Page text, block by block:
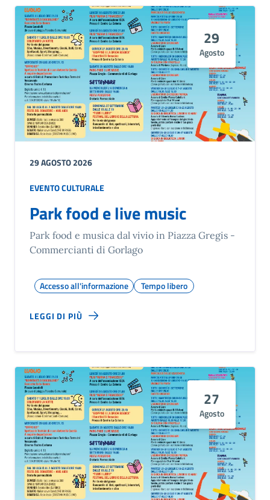
29
Agosto
29 AGOSTO 2026
EVENTO CULTURALE
Park food e live music
Park food e musica dal vivio in Piazza Gregis -
Commercianti di Gorlago
Accesso all'informazione Tempo libero
LEGGI DI PIÙ
27
Agosto